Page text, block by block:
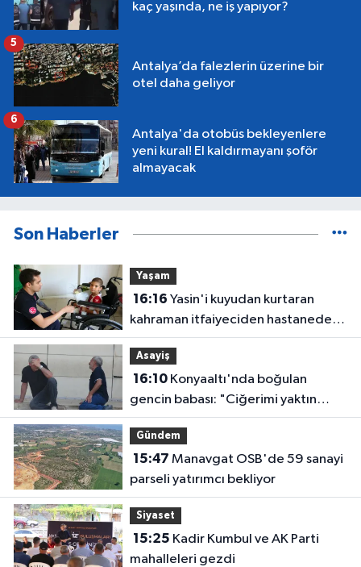
kaç yaşında, ne iş yapıyor?
Antalya’da falezlerin üzerine bir
otel daha geliyor
5
Antalya'da otobüs bekleyenlere
yeni kural! El kaldırmayanı şoför
almayacak
6
Son Haberler
Yaşam
16:16
kahraman itfaiyeciden hastanede
ziyaret
Asayiş
16:10Konyaaltı'nda boğulan
gencin babası: "Ciğerimi yaktın
babam"
Gündem
15:47
parseli yatırımcı bekliyor
Siyaset
15:25
mahalleleri gezdi